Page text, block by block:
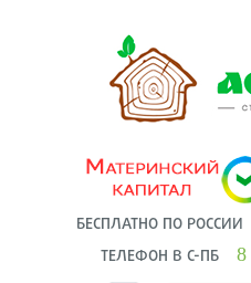
БЕСПЛАТНО ПО РОССИИ
ТЕЛЕФОН В С-ПБ 8